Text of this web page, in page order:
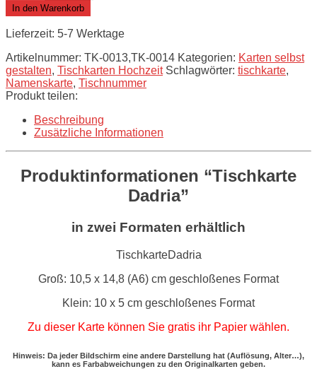
In den Warenkorb
Lieferzeit: 5-7 Werktage
Artikelnummer: TK-0013,TK-0014 Kategorien: Karten selbst
gestalten, Tischkarten Hochzeit Schlagwörter: tischkarte,
Namenskarte, Tischnummer
Produkt teilen:
Beschreibung
Zusätzliche Informationen
Produktinformationen “Tischkarte
Dadria”
in zwei Formaten erhältlich
TischkarteDadria
Groß: 10,5 x 14,8 (A6) cm geschloßenes Format
Klein: 10 x 5 cm geschloßenes Format
Zu dieser Karte können Sie gratis ihr Papier wählen.
Hinweis: Da jeder Bildschirm eine andere Darstellung hat (Auflösung, Alter…),
kann es Farbabweichungen zu den Originalkarten geben.